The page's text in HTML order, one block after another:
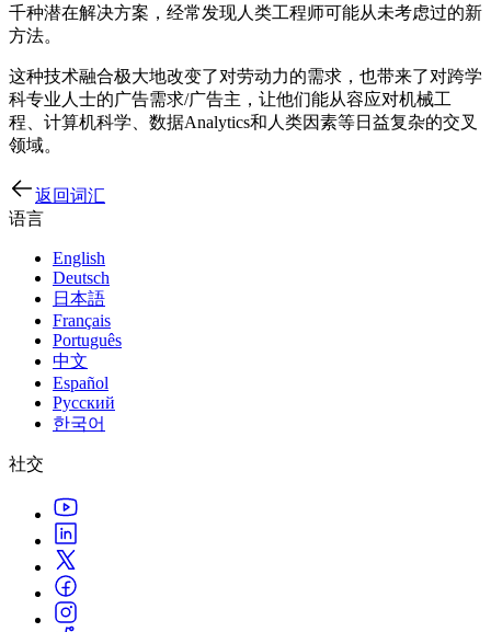
千种潜在解决方案，经常发现人类工程师可能从未考虑过的新
方法。
这种技术融合极大地改变了对劳动力的需求，也带来了对跨学
科专业人士的广告需求/广告主，让他们能从容应对机械工
程、计算机科学、数据Analytics和人类因素等日益复杂的交叉
领域。
返回词汇
语言
English
Deutsch
日本語
Français
Português
中文
Español
Русский
한국어
社交